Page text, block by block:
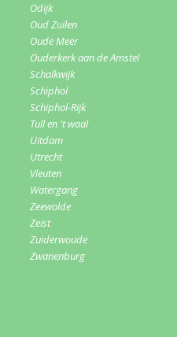
Odijk
Oud Zuilen
Oude Meer
Ouderkerk aan de Amstel
Schalkwijk
Schiphol
Schiphol-Rijk
Tull en 't waal
Uitdam
Utrecht
Vleuten
Watergang
Zeewolde
Zeist
Zuiderwoude
Zwanenburg